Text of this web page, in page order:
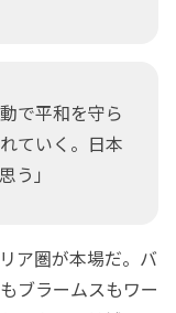
で平和を守ら
ていく。日本
う」
ア圏が本場だ。バ
ブラームスもワー